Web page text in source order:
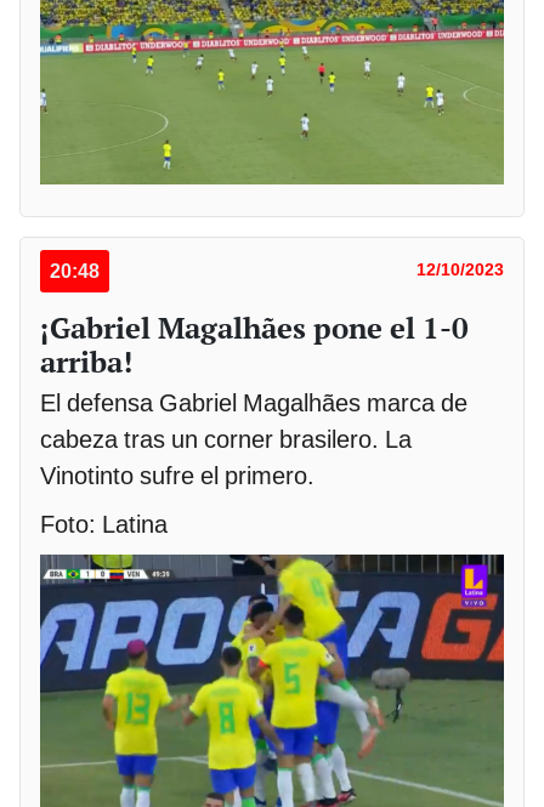
20:48 12/10/2023
¡Gabriel Magalhães pone el 1-0
arriba!
El defensa Gabriel Magalhães marca de
cabeza tras un corner brasilero. La
Vinotinto sufre el primero.
Foto: Latina